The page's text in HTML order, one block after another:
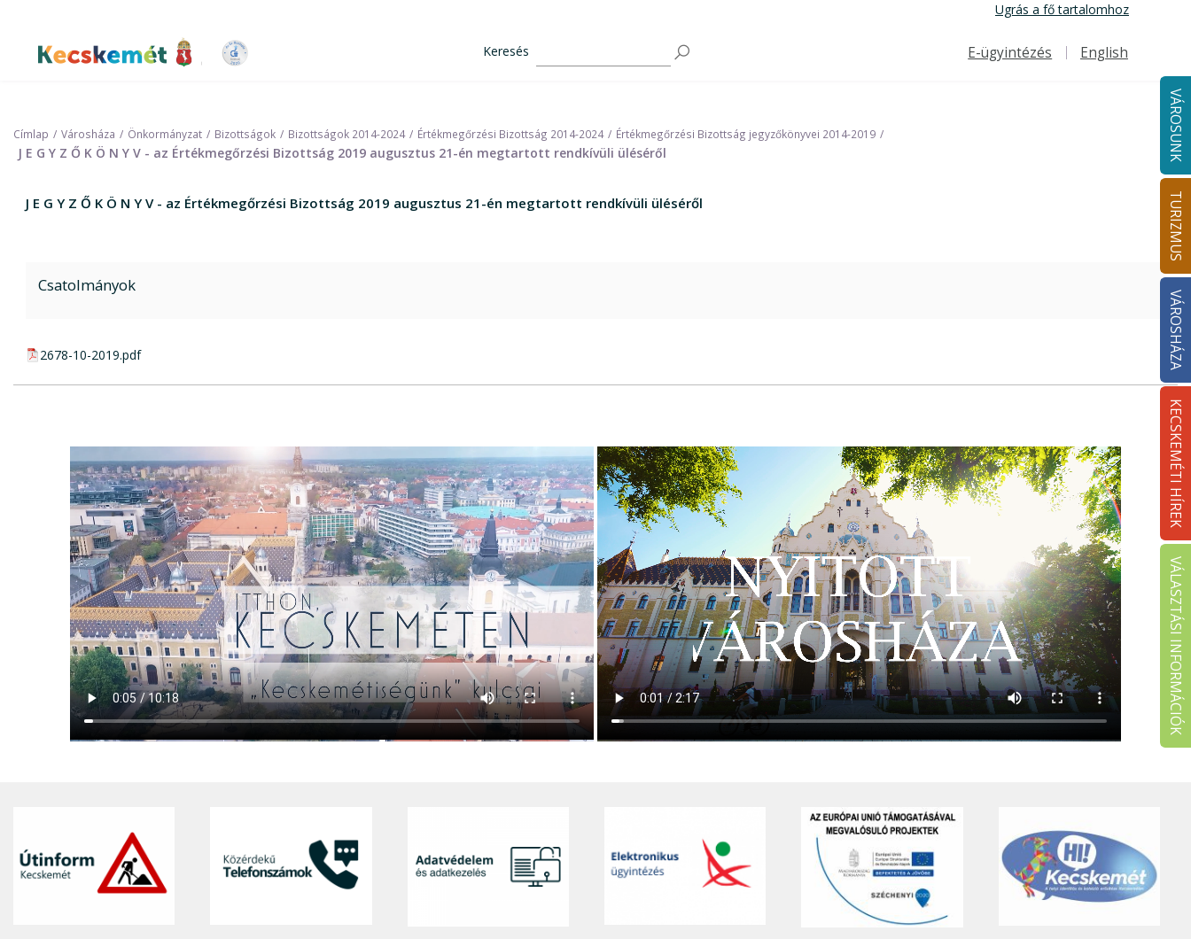
tartalomra
Ugrás a fő tartalomhoz
Kecskemét Város Honlapja
Keresés
Felső navigáció
E-ügyintézés English
VÁROSUNK
TURIZMUS
VÁROSHÁZA
KECSKEMÉTI HÍREK
VÁLASZTÁSI INFORMÁCIÓK
Címlap Városháza Önkormányzat Bizottságok Bizottságok 2014-2024 Értékmegőrzési Bizottság 2014-2024 Értékmegőrzési Bizottság jegyzőkönyvei 2014-2019
J E G Y Z Ő K Ö N Y V - az Értékmegőrzési Bizottság 2019 augusztus 21-én megtartott rendkívüli üléséről
J E G Y Z Ő K Ö N Y V - az Értékmegőrzési Bizottság 2019 augusztus 21-én megtartott rendkívüli üléséről
Csatolmányok
pdf csatolmány:
2678-10-2019.pdf